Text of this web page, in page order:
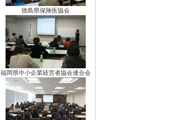
徳島県保険医協会
福岡県中小企業経営者協会連合会